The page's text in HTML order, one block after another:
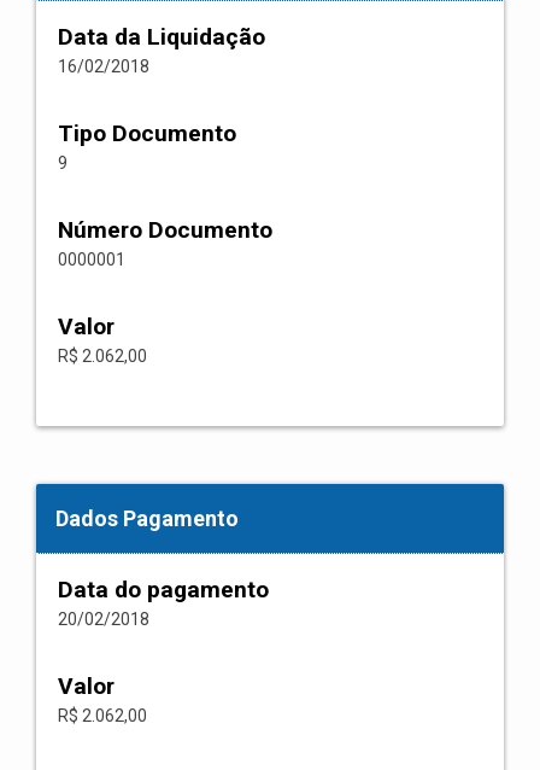
Data da Liquidação
16/02/2018
Tipo Documento
9
Número Documento
0000001
Valor
R$ 2.062,00
Dados Pagamento
Data do pagamento
20/02/2018
Valor
R$ 2.062,00